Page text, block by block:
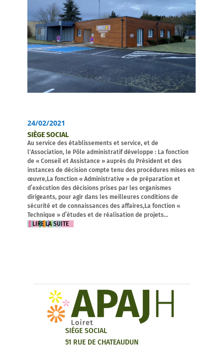
24/02/2021
SIÈGE SOCIAL
Au service des établissements et service, et de
l'Association, le Pôle administratif développe : La fonction
de « Conseil et Assistance » auprès du Président et des
instances de décision compte tenu des procédures mises en
œuvre,La fonction « Administrative » de préparation et
d’exécution des décisions prises par les organismes
dirigeants, pour agir dans les meilleures conditions de
sécurité et de connaissances des affaires,La fonction «
Technique » d’études et de réalisation de projets...
LIRE LA SUITE
SIÉGE SOCIAL
51 RUE DE CHATEAUDUN